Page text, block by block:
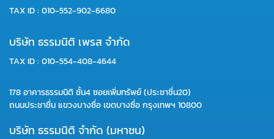
TAX ID : 010-552-902-6680
บริษัท ธรรมนิติ เพรส จำกัด
TAX ID : 010-554-408-4644
178 อาคารธรรมนิติ ชั้น4 ซอยเพิ่มทรัพย์ (ประชาชื่น20)
ถนนประชาชื่น แขวงบางซื่อ เขตบางซื่อ กรุงเทพฯ 10800
บริษัท ธรรมนิติ จำกัด (มหาชน)